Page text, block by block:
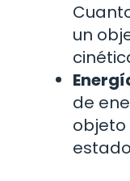
un
de
objeto